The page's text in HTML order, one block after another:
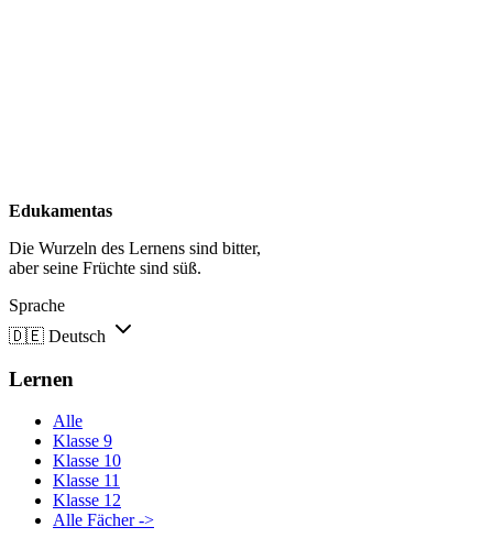
Edukamentas
Die Wurzeln des Lernens sind bitter,
aber seine Früchte sind süß.
Sprache
🇩🇪 Deutsch
Lernen
Alle
Klasse 9
Klasse 10
Klasse 11
Klasse 12
Alle Fächer ->